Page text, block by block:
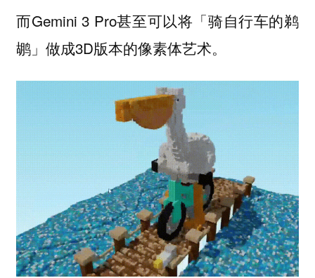
而Gemini 3 Pro甚至可以将「骑自行车的鹈
鹕」做成3D版本的像素体艺术。